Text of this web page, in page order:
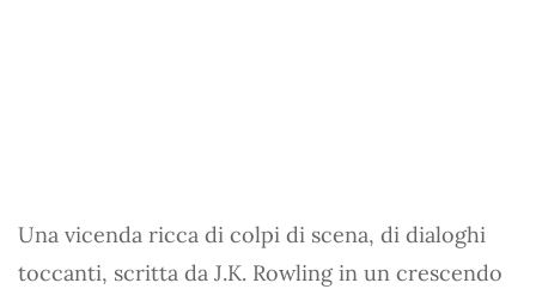
Una vicenda ricca di colpi di scena, di dialoghi
toccanti, scritta da J.K. Rowling in un crescendo